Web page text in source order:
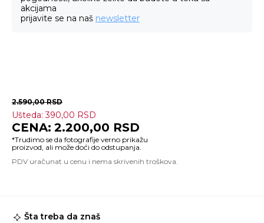
akcijama
prijavite se na naš newsletter
2.590,00RSD
Ušteda:390,00 RSD
2.200,00 RSD
Šta treba da znaš